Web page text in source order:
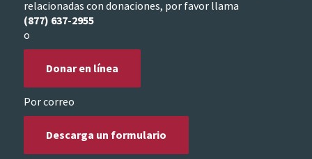
relacionadas con donaciones, por favor llama
(877) 637-2955
o
Donar en línea
Por correo
Descarga un formulario